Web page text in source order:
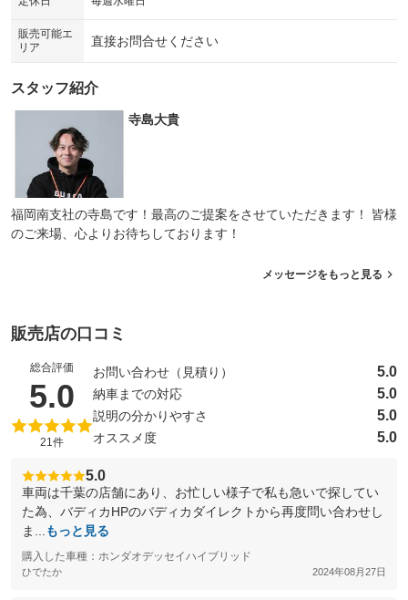
販売可能エ
リア
直接お問合せください
スタッフ紹介
寺島大貴
福岡南支社の寺島です！最高のご提案をさせていただきます！ 皆様
のご来場、心よりお待ちしております！
メッセージをもっと見る
販売店の口コミ
総合評価
5.0 （5点満点中）
21件
お問い合わせ（見積り） 5.0
納車までの対応 5.0
説明の分かりやすさ 5.0
オススメ度 5.0
5.0
車両は千葉の店舗にあり、お忙しい様子で私も急いで探してい
た為、バディカHPのバディカダイレクトから再度問い合わせし
ま...
もっと見る
購入した車種：ホンダオデッセイハイブリッド
ひでたか 2024年08月27日